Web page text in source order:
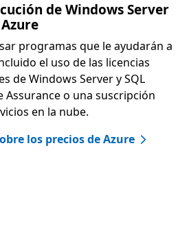
de Windows Server
programas que le ayudarán a
el uso de las licencias
de Windows Server y SQL
Assurance o una suscripción
en la nube.
los precios de Azure